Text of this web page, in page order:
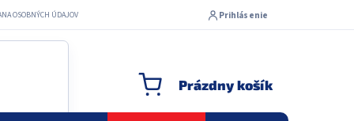
OSOBNÝCH ÚDAJOV Prihlásenie
NÁKUPNÝ KOŠÍK
Prázdny košík